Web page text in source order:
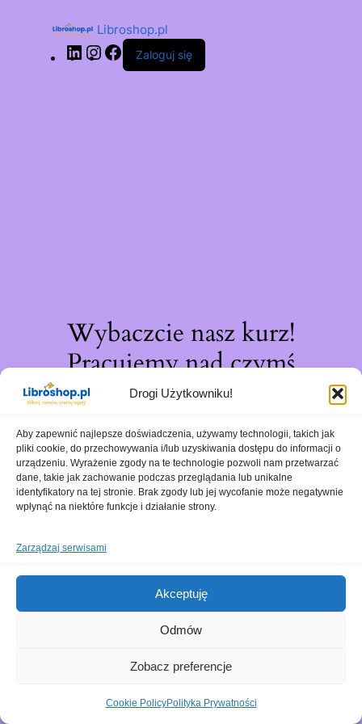
Drogi Użytkowniku!
Aby zapewnić najlepsze doświadczenia, używamy technologii, takich jak
pliki cookie, do przechowywania i/lub uzyskiwania dostępu do informacji o
urządzeniu. Wyrażenie zgody na te technologie pozwoli nam przetwarzać
dane, takie jak zachowanie podczas przeglądania lub unikalne
identyfikatory na tej stronie. Brak zgody lub jej wycofanie może negatywnie
wpłynąć na niektóre funkcje i działanie strony.
Zarządzaj serwisami
Akceptuję
Odmów
Zobacz preferencje
Cookie PolicyPolityka Prywatności
Libroshop.pl
Zaloguj się
Wybaczcie nasz kurz!
Pracujemy nad czymś
niesamowitym – sprawdź
wkrótce!